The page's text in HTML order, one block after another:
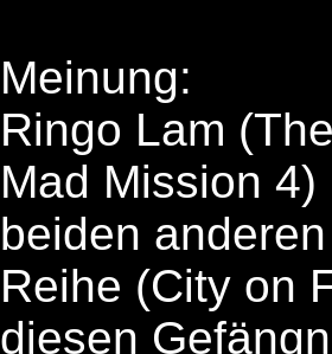
Meinung:
Ringo Lam
Mad Mission
beiden
Reihe (City on
diesen